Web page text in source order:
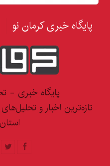
پایگاه خبری کرمان نو
پایگاه خبری -
تازه‌ترین اخبار و